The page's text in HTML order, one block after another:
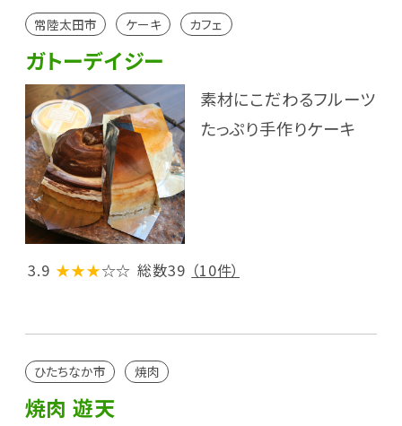
常陸太田市 ケーキ カフェ
ガトーデイジー
素材にこだわるフルーツ
たっぷり手作りケーキ
3.9 ★★★☆☆ 総数39 （10件）
ひたちなか市 焼肉
焼肉 遊天